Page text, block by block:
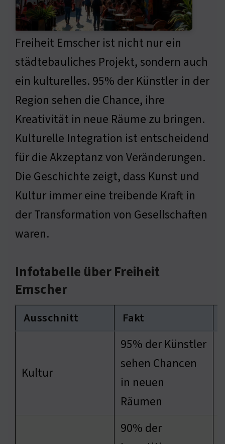
Freiheit Emscher ist nicht nur ein
städtebauliches Projekt, sondern auch
ein kulturelles. 95% der Künstler in der
Region sehen die Chance, ihre
Kreativität in neue Räume zu bringen.
Kulturelle Integration ist entscheidend
für die Akzeptanz von Veränderungen.
Die Geschichte zeigt, dass Kunst und
Kultur immer eine treibende Kraft in
der Transformation von Gesellschaften
waren.
Infotabelle über Freiheit
Emscher
Ausschnitt Fakt
Kultur
95% der Künstler
sehen Chancen
in neuen
Räumen
90% der